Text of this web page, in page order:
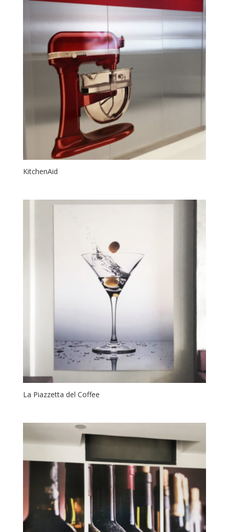
KitchenAid
La Piazzetta del Coffee